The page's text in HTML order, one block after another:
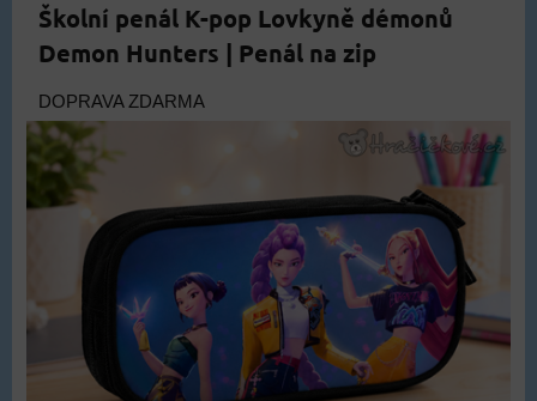
Školní penál K-pop Lovkyně démonů
Demon Hunters | Penál na zip
DOPRAVA ZDARMA